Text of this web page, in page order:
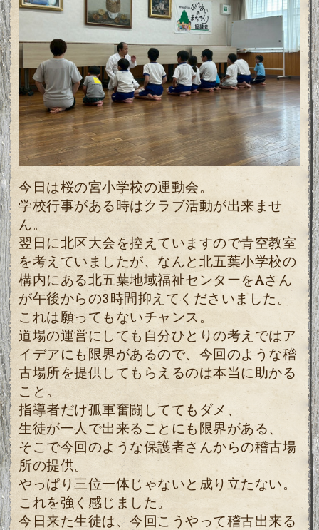
今日は桜の宮小学校の運動会。
学校行事がある時はクラブ活動が出来ませ
ん。
翌日に北区大会を控えていますので青空教室
を考えていましたが、なんと北五葉小学校の
構内にある北五葉地域福祉センターをAさん
が午後からの3時間抑えてくださいました。
これは願ってもないチャンス。
道場の運営にしても自分ひとりの考えではア
イデアにも限界があるので、今回のような稽
古場所を提供してもらえるのは本当に助かる
こと。
指導者だけ孤軍奮闘しててもダメ、
生徒が一人で出来ることにも限界がある、
そこで今回のような保護者さんからの稽古場
所の提供。
やっぱり三位一体じゃないと成り立たない。
これを強く感じました。
今日来た生徒は、今回こうやって稽古出来る